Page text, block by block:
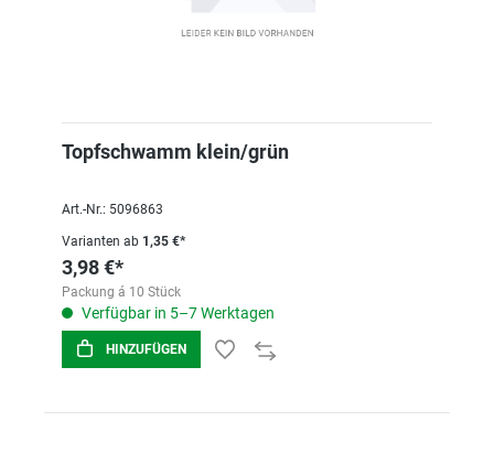
Topfschwamm klein/grün
Art.-Nr.: 5096863
Varianten ab 1,35 €*
3,98 €*
Packung á 10 Stück
Verfügbar in 5–7 Werktagen
HINZUFÜGEN